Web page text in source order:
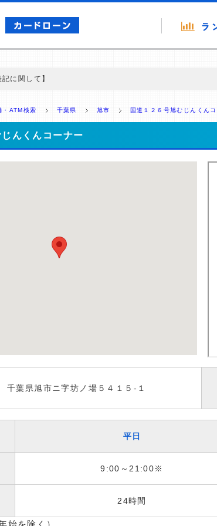
に関して】
性を担保した情報提供を行っています。
・ATM検索 千葉県 旭市 国道１２６号旭むじんくん
んくんコーナー
千葉県旭市ニ字坊ノ場５４１５-１
平日
9:00～21:00※
24時間
始を除く）